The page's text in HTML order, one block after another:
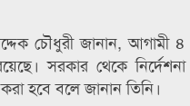
চৌধুরী জানান, আগামী ৪
সরকার থেকে নির্দেশনা
হবে বলে জানান তিনি।